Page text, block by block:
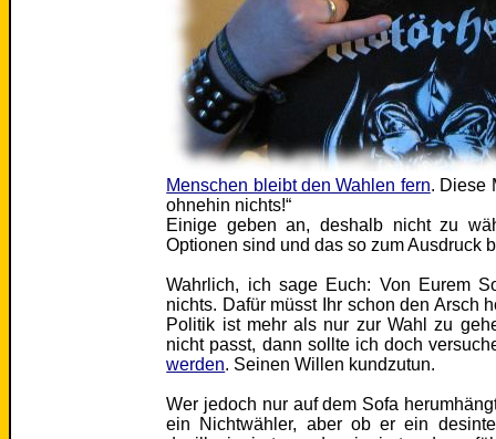
Menschen bleibt den Wahlen fern. Diese
ohnehin nichts!“
Einige geben an, deshalb nicht zu
Optionen sind und das so zum Ausdruck
Wahrlich, ich sage Euch: Von Eurem
nichts. Dafür müsst Ihr schon den Arsch
Politik ist mehr als nur zur Wahl zu
nicht passt, dann sollte ich doch
werden. Seinen Willen kundzutun.
Wer jedoch nur auf dem Sofa
ein Nichtwähler, aber ob er ein